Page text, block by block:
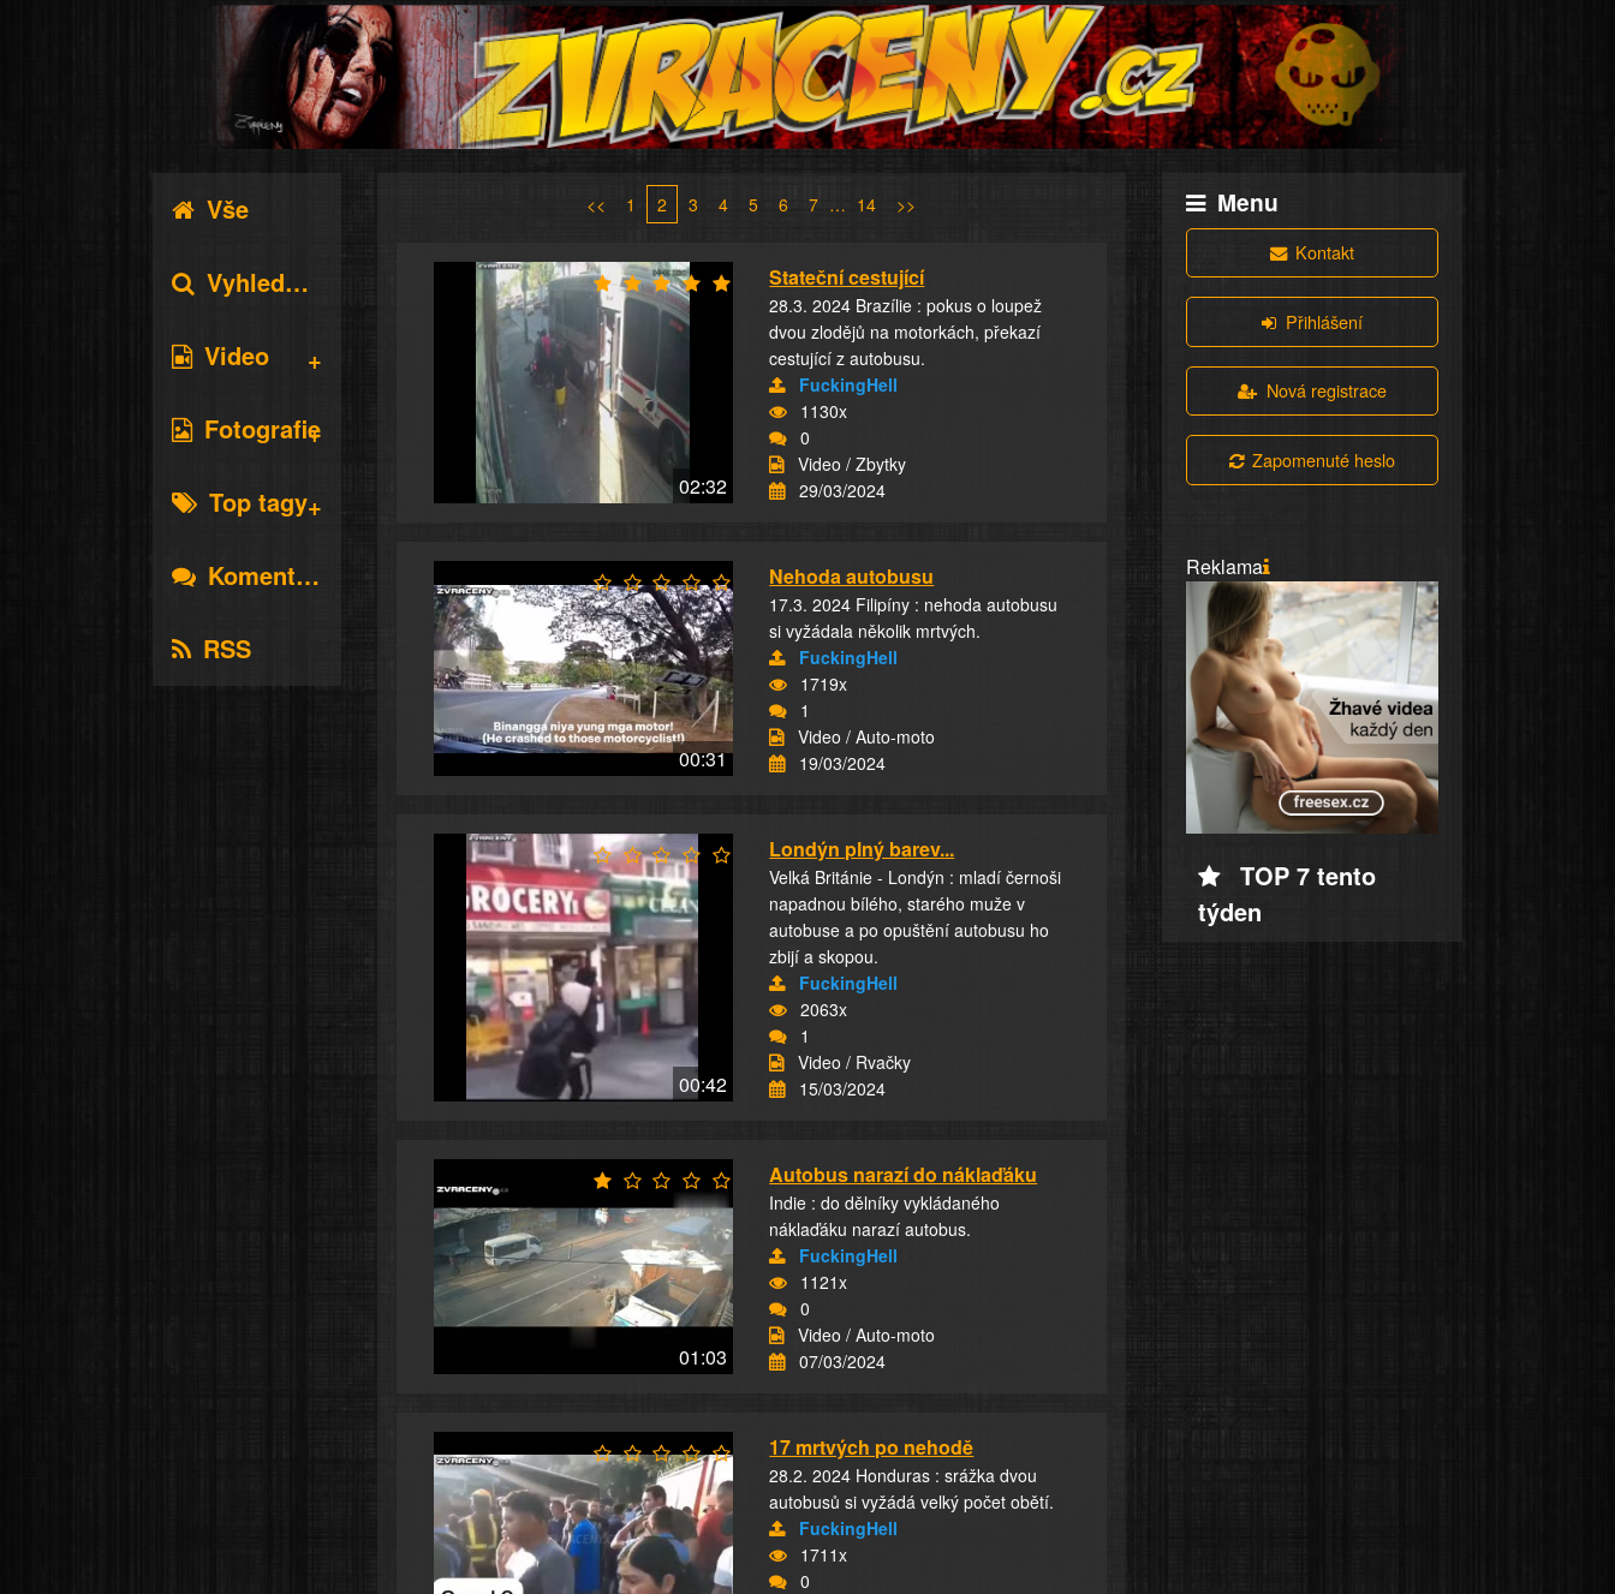
Vše
Vyhledávání
Video
Fotografie
Top tagy
Komentáře
RSS
<< 1 2 3 4 5 6 7 … 14 >>
02:32
Stateční cestující
28.3. 2024 Brazílie : pokus o loupež
dvou zlodějů na motorkách, překazí
cestující z autobusu.
FuckingHell
1130x
0
Video / Zbytky
29/03/2024
00:31
Nehoda autobusu
17.3. 2024 Filipíny : nehoda autobusu
si vyžádala několik mrtvých.
FuckingHell
1719x
1
Video / Auto-moto
19/03/2024
00:42
Londýn plný barev...
Velká Británie - Londýn : mladí černoši
napadnou bílého, starého muže v
autobuse a po opuštění autobusu ho
zbijí a skopou.
FuckingHell
2063x
1
Video / Rvačky
15/03/2024
01:03
Autobus narazí do náklaďáku
Indie : do dělníky vykládaného
náklaďáku narazí autobus.
FuckingHell
1121x
0
Video / Auto-moto
07/03/2024
17 mrtvých po nehodě
28.2. 2024 Honduras : srážka dvou
autobusů si vyžádá velký počet obětí.
FuckingHell
1711x
0
Menu
Kontakt
Přihlášení
Nová registrace
Zapomenuté heslo
Reklama
TOP 7 tento
týden